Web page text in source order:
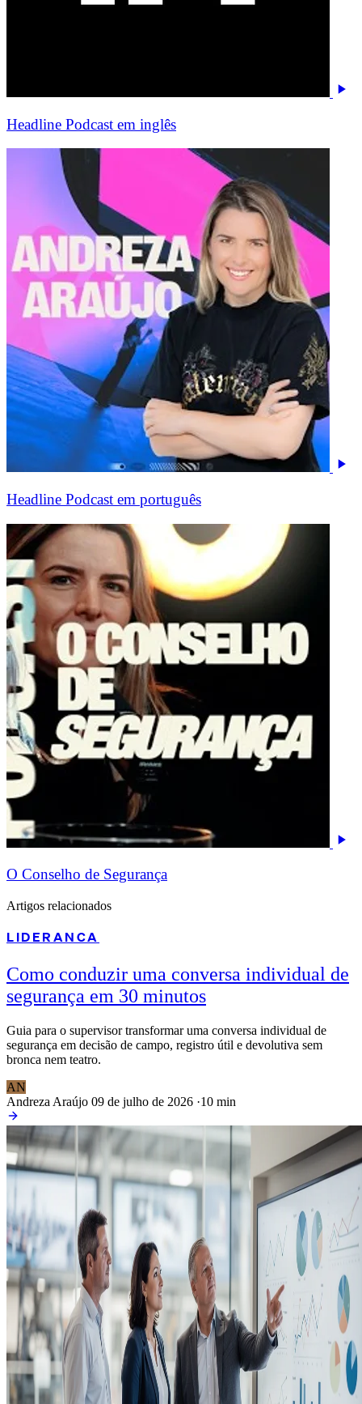
Headline Podcast em inglês
Headline Podcast em português
O Conselho de Segurança
Artigos relacionados
LIDERANCA
Como conduzir uma conversa individual de
segurança em 30 minutos
Guia para o supervisor transformar uma conversa individual de
segurança em decisão de campo, registro útil e devolutiva sem
bronca nem teatro.
AN
Andreza Araújo 09 de julho de 2026 ·10 min